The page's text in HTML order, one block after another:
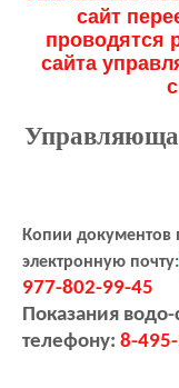
сайт
проводятся
сайта
Копии документов
электронную почту:
977-802-99-45
Показания
телефону: 8-